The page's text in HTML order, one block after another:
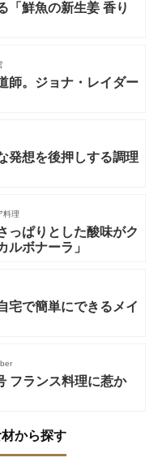
「鮮魚の新生姜 香り
師。ジョナ・レイダー
発想を後押しする調理
料理
っぱりとした酸味がク
ルボナーラ」
宅で簡単にできるメイ
フランス料理に惹か
から探す